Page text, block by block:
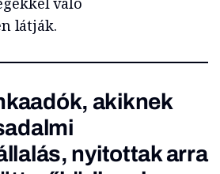
látják.
akiknek
nyitottak arra